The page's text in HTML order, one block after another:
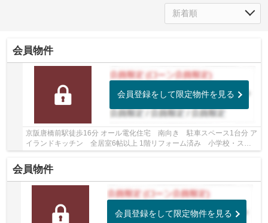
会員物件
会員登録をして限定物件を見る
京阪唐橋前駅徒歩16分 オール電化住宅 南向き 駐車スペース1台分 ア
イランドキッチン 全居室6帖以上 1階リフォーム済み 小学校・スー
パー徒歩10分圏内です
会員物件
会員登録をして限定物件を見る